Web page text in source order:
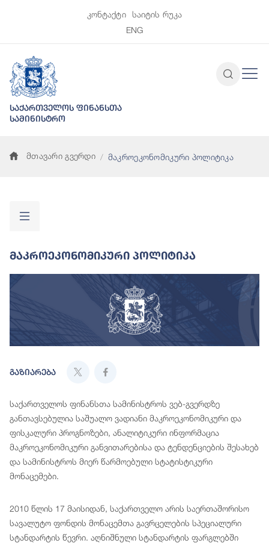
კონტაქტი
საიტის რუკა
ENG
საქართველოს ფინანსთა
სამინისტრო
მთავარი გვერდი მაკროეკონომიკური პოლიტიკა
Მაკროეკონომიკური Პოლიტიკა
გაზიარება
საქართველოს ფინანსთა სამინისტროს ვებ-გვერდზე
განთავსებულია საშუალო ვადიანი მაკროეკონომიკური და
ფისკალური პროგნოზები, ანალიტიკური ინფორმაცია
მაკროეკონომიკური განვითარებისა და ტენდენციების შესახებ
და სამინისტროს მიერ წარმოებული სტატისტიკური
მონაცემები.
2010 წლის 17 მაისიდან, საქართველო არის საერთაშორისო
სავალუტო ფონდის მონაცემთა გავრცელების სპეციალური
სტანდარტის წევრი. აღნიშნული სტანდარტის ფარგლებში